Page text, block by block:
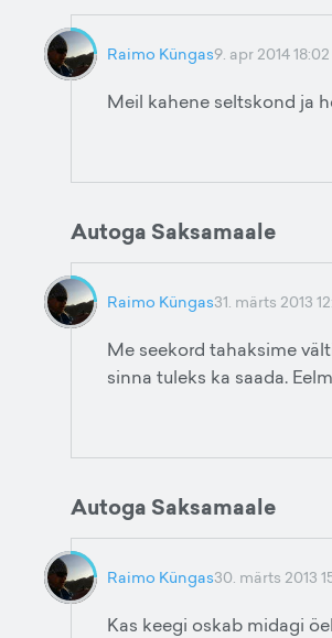
Raimo Küngas9. apr 2014 18:02
Meil kahene seltskond ja
Autoga Saksamaale
Raimo Küngas31. märts 2013
Me seekord tahaksime
sinna tuleks ka saada.
Autoga Saksamaale
Raimo Küngas30. märts 2013
Kas keegi oskab midagi